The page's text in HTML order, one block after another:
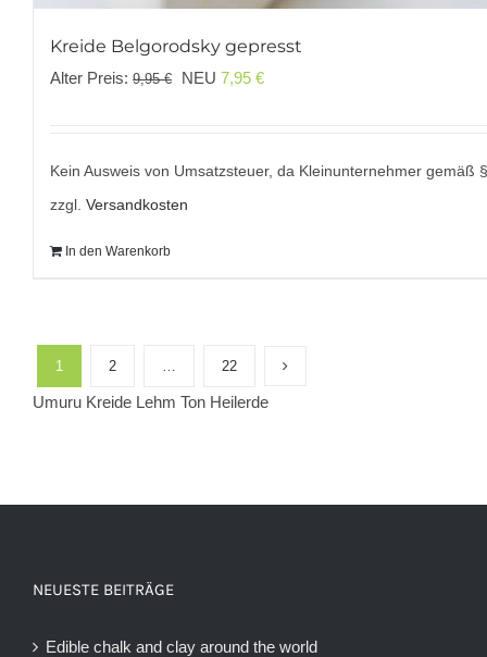
Umuru Kreide Lehm Ton Heilerde
Kreide Belgorodsky gepresst
Alter Preis: 9,95€
Ursprünglicher
9,95 €
NEU 7,95 €Aktueller
7,95 €.
Kein Ausweis von Umsatzsteuer, da Kleinunternehmer gemäß
zzgl. Versandkosten
In den Warenkorb
1 2 22
NEUESTE BEITRÄGE
Edible chalk and clay around the world